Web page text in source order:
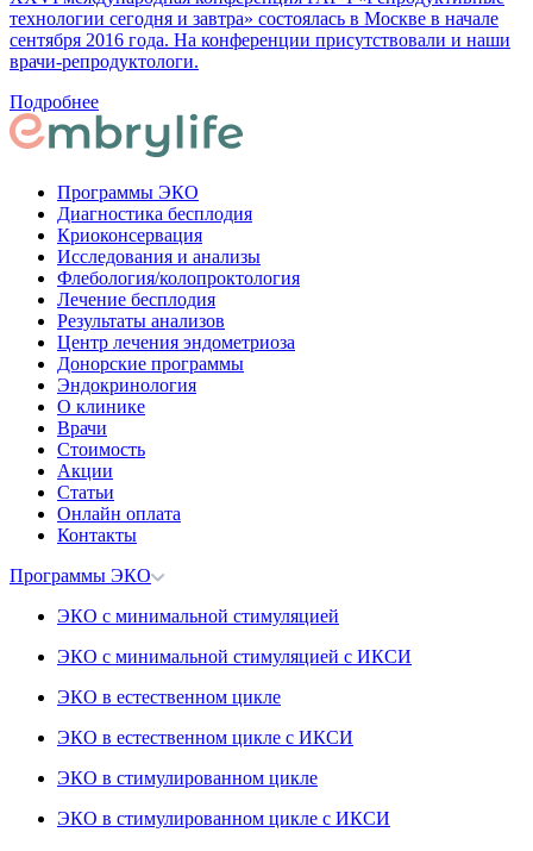
технологии сегодня и завтра» состоялась в Москве в начале
сентября 2016 года. На конференции присутствовали и наши
врачи-репродуктологи.
Подробнее
Программы ЭКО
Диагностика бесплодия
Криоконсервация
Исследования и анализы
Флебология/колопроктология
Лечение бесплодия
Результаты анализов
Центр лечения эндометриоза
Донорские программы
Эндокринология
О клинике
Врачи
Стоимость
Акции
Статьи
Онлайн оплата
Контакты
Программы ЭКО
ЭКО с минимальной стимуляцией
ЭКО с минимальной стимуляцией с ИКСИ
ЭКО в естественном цикле
ЭКО в естественном цикле с ИКСИ
ЭКО в стимулированном цикле
ЭКО в стимулированном цикле с ИКСИ